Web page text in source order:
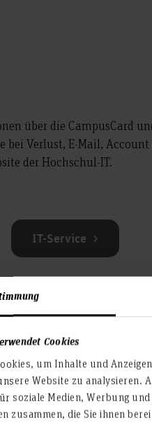
Cookies
um Inhalte und
Website zu analysieren.
soziale Medien, Werbung
zusammen, die Sie ihnen
über die CampusCard
bei Verlust, E-Mail,
der Hochschul-IT.
IT-Service